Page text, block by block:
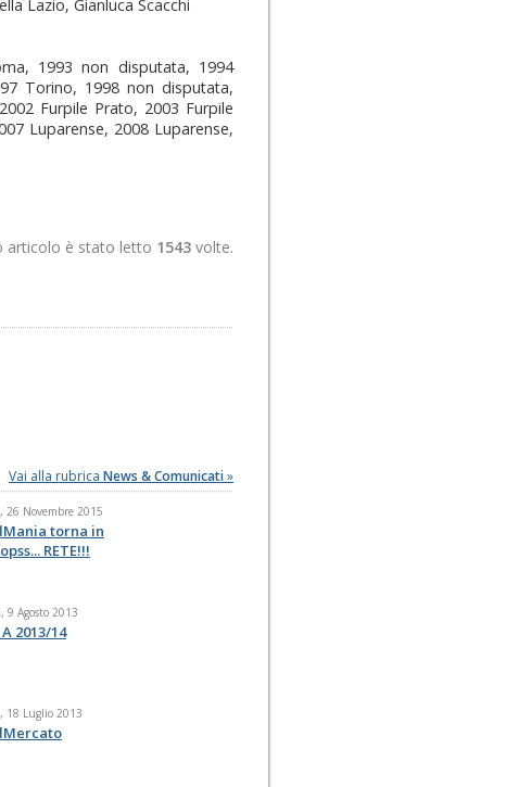
Lazio, Gianluca Scacchi
1993 non disputata, 1994
Torino, 1998 non disputata,
Furpile Prato, 2003 Furpile
Luparense, 2008 Luparense,
articolo è stato letto 1543 volte.
Vai alla rubrica News & Comunicati»
26 Novembre 2015
torna in
RETE!!!
9 Agosto 2013
2013/14
18 Luglio 2013